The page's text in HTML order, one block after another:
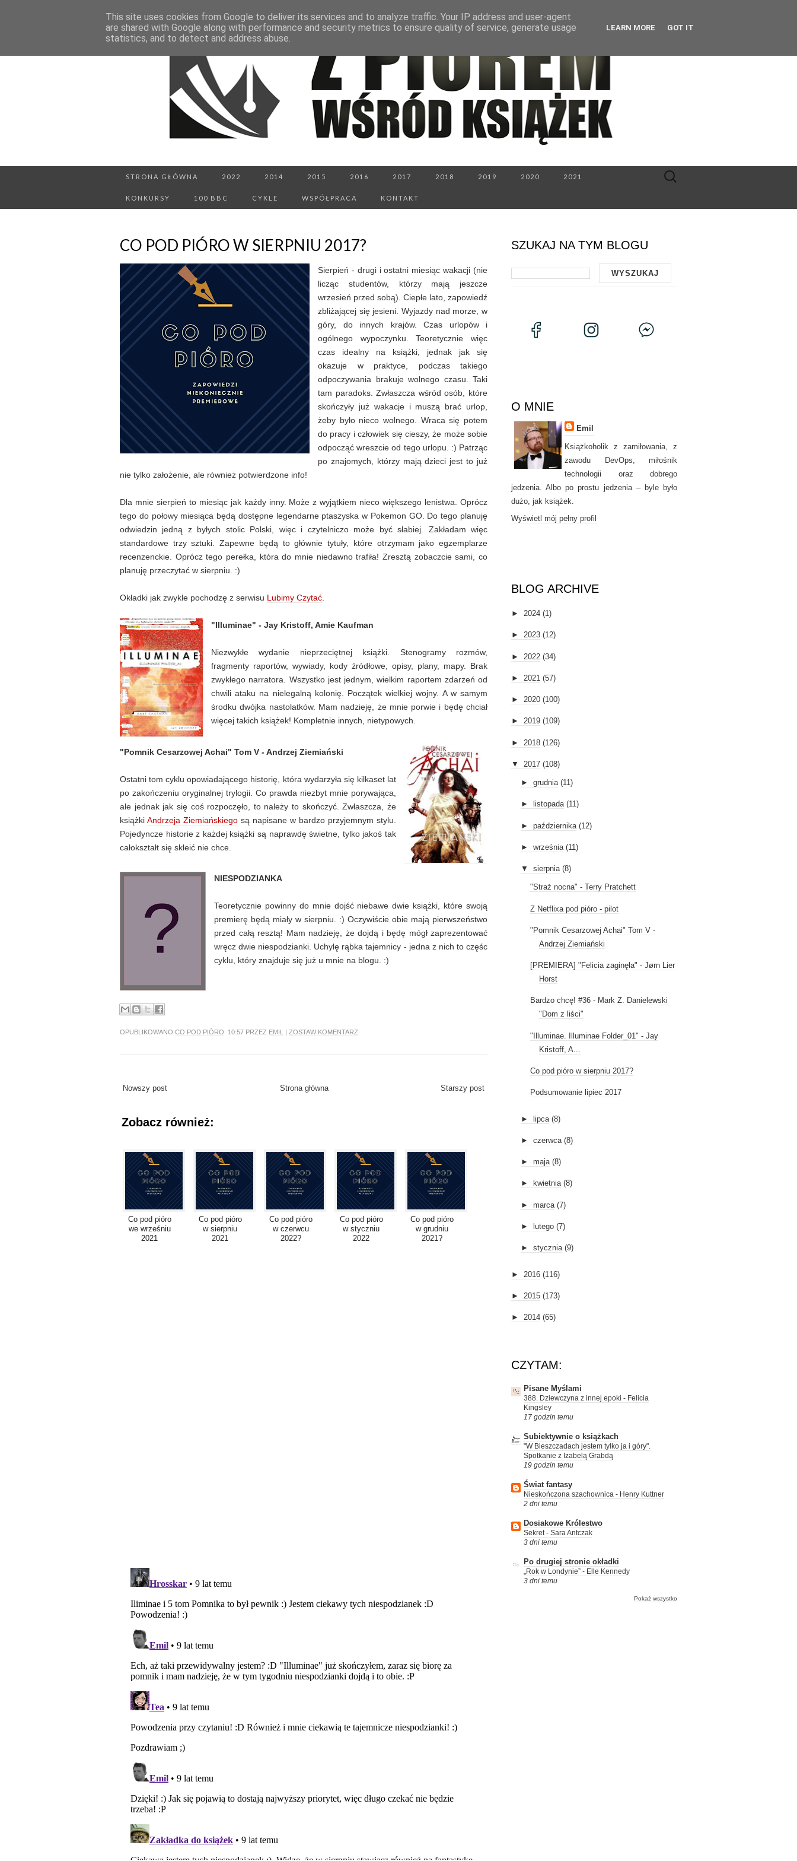
STRONA GŁÓWNA 2022 2014 2015 2016 2017 2018 2019 2020 2021
KONKURSY 100 BBC CYKLE WSPÓŁPRACA KONTAKT
Search
CO POD PIÓRO W SIERPNIU 2017?
Sierpień - drugi i ostatni miesiąc wakacji (nie
licząc studentów, którzy mają jeszcze
wrzesień przed sobą). Ciepłe lato, zapowiedź
zbliżającej się jesieni. Wyjazdy nad morze, w
góry, do innych krajów. Czas urlopów i
ogólnego wypoczynku. Teoretycznie więc
czas idealny na książki, jednak jak się
okazuje w praktyce, podczas takiego
odpoczywania brakuje wolnego czasu. Taki
tam paradoks. Zwłaszcza wśród osób, które
skończyły już wakacje i muszą brać urlop,
żeby było nieco wolnego. Wraca się potem
do pracy i człowiek się cieszy, że może sobie
odpocząć wreszcie od tego urlopu. :) Patrząc
po znajomych, którzy mają dzieci jest to już
nie tylko założenie, ale również potwierdzone info!
Dla mnie sierpień to miesiąc jak każdy inny. Może z wyjątkiem nieco większego lenistwa. Oprócz
tego do połowy miesiąca będą dostępne legendarne ptaszyska w Pokemon GO. Do tego planuję
odwiedzin jedną z byłych stolic Polski, więc i czytelniczo może być słabiej. Zakładam więc
standardowe trzy sztuki. Zapewne będą to głównie tytuły, które otrzymam jako egzemplarze
recenzenckie. Oprócz tego perełka, która do mnie niedawno trafiła! Zresztą zobaczcie sami, co
planuję przeczytać w sierpniu. :)
Okładki jak zwykle pochodzę z serwisu Lubimy Czytać
"Illuminae" - Jay Kristoff, Amie Kaufman
Niezwykłe wydanie nieprzeciętnej książki. Stenogramy rozmów,
fragmenty raportów, wywiady, kody źródłowe, opisy, plany, mapy. Brak
zwykłego narratora. Wszystko jest jednym, wielkim raportem zdarzeń od
chwili ataku na nielegalną kolonię. Początek wielkiej wojny. A w samym
środku dwójka nastolatków. Mam nadzieję, że mnie porwie i będę chciał
więcej takich książek! Kompletnie innych, nietypowych.
"Pomnik Cesarzowej Achai" Tom V - Andrzej Ziemiański
Ostatni tom cyklu opowiadającego historię, która wydarzyła się kilkaset lat
po zakończeniu oryginalnej trylogii. Co prawda niezbyt mnie porywająca,
ale jednak jak się coś rozpoczęło, to należy to skończyć. Zwłaszcza, że
książki Andrzeja Ziemiańskiego są napisane w bardzo przyjemnym stylu.
Pojedyncze historie z każdej książki są naprawdę świetne, tylko jakoś tak
całokształt się skleić nie chce.
NIESPODZIANKA
Teoretycznie powinny do mnie dojść niebawe dwie książki, które swoją
premierę będą miały w sierpniu. :) Oczywiście obie mają pierwszeństwo
przed całą resztą! Mam nadzieję, że dojdą i będę mógł zaprezentować
wręcz dwie niespodzianki. Uchylę rąbka tajemnicy - jedna z nich to częśc
cyklu, który znajduje się już u mnie na blogu. :)
OPUBLIKOWANO CO POD PIÓRO 10:57 PRZEZ EMIL | ZOSTAW KOMENTARZ
Nowszy post Starszy post
Strona główna
Zobacz również:
Co pod pióro
we wrześniu
2021
Co pod pióro
w sierpniu
2021
Co pod pióro
w czerwcu
2022?
Co pod pióro
w styczniu
2022
Co pod pióro
w grudniu
2021?
SZUKAJ NA TYM BLOGU
O MNIE
Emil
Książkoholik z zamiłowania, z
zawodu DevOps, miłośnik
technologii oraz dobrego
jedzenia. Albo po prostu jedzenia – byle było
dużo, jak książek.
Wyświetl mój pełny profil
BLOG ARCHIVE
► 2024 (1)
► 2023 (12)
► 2022 (34)
► 2021 (57)
► 2020 (100)
► 2019 (109)
► 2018 (126)
▼ 2017 (108)
► grudnia (11)
► listopada (11)
► października (12)
► września (11)
▼ sierpnia (8)
"Straż nocna" - Terry Pratchett
Z Netflixa pod pióro - pilot
"Pomnik Cesarzowej Achai" Tom V -
Andrzej Ziemiański
[PREMIERA] "Felicia zaginęła" - Jørn Lier
Horst
Bardzo chcę! #36 - Mark Z. Danielewski
"Dom z liści"
"Illuminae. Illuminae Folder_01" - Jay
Kristoff, A...
Co pod pióro w sierpniu 2017?
Podsumowanie lipiec 2017
► lipca (8)
► czerwca (8)
► maja (8)
► kwietnia (8)
► marca (7)
► lutego (7)
► stycznia (9)
► 2016 (116)
► 2015 (173)
► 2014 (65)
CZYTAM:
Pisane Myślami
388. Dziewczyna z innej epoki - Felicia
Kingsley
17 godzin temu
Subiektywnie o książkach
"W Bieszczadach jestem tylko ja i góry".
Spotkanie z Izabelą Grabdą
19 godzin temu
Świat fantasy
Nieskończona szachownica - Henry Kuttner
2 dni temu
Dosiakowe Królestwo
Sekret - Sara Antczak
3 dni temu
Po drugiej stronie okładki
„Rok w Londynie” - Elle Kennedy
3 dni temu
Pokaż wszystko
This site uses cookies from Google to deliver its services and to analyze traffic. Your IP address and user-agent
are shared with Google along with performance and security metrics to ensure quality of service, generate usage
statistics, and to detect and address abuse.
LEARN MORE GOT IT